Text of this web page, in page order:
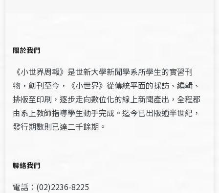
關於我們
《小世界周報》是世新大學新聞學系所學生的實習刊
物，創刊至今，《小世界》從傳統平面的採訪、編輯、
排版至印刷，逐步走向數位化的線上新聞產出，全程都
由系上教師指導學生動手完成。迄今已出版逾半世紀，
發行期數則已達二千餘期。
聯絡我們
電話：(02)2236-8225